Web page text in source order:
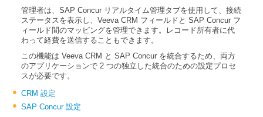
管理者は、SAP Concur リアルタイム管理タブを使用して、接続
ステータスを表示し、Veeva CRM フィールドと SAP Concur フ
ィールド間のマッピングを管理できます。レコード所有者に代
わって経費を送信することもできます。
この機能は Veeva CRM と SAP Concur を統合するため、両方
のアプリケーションで 2 つの独立した統合のための設定プロセ
スが必要です。
CRM 設定
SAP Concur 設定